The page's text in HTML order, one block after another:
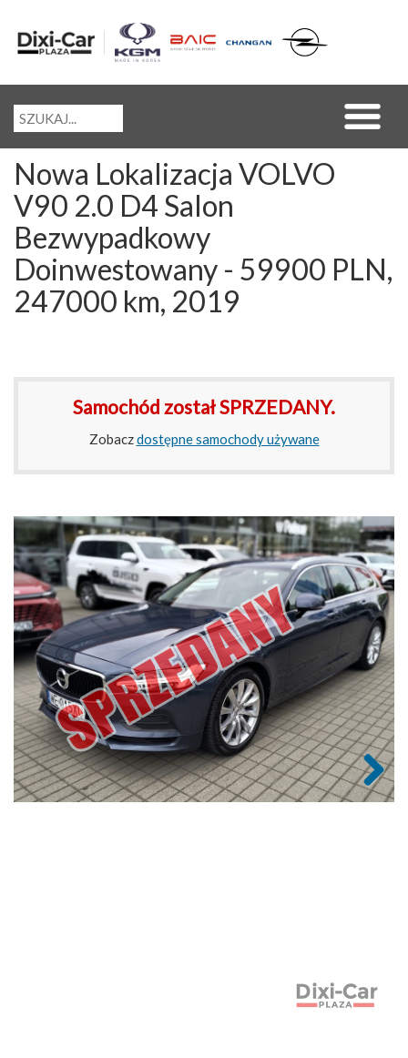
Nowa Lokalizacja VOLVO
V90 2.0 D4 Salon
Bezwypadkowy
Doinwestowany - 59900 PLN,
247000 km, 2019
Samochód został SPRZEDANY.
Zobaczdostępne samochody używane
Next